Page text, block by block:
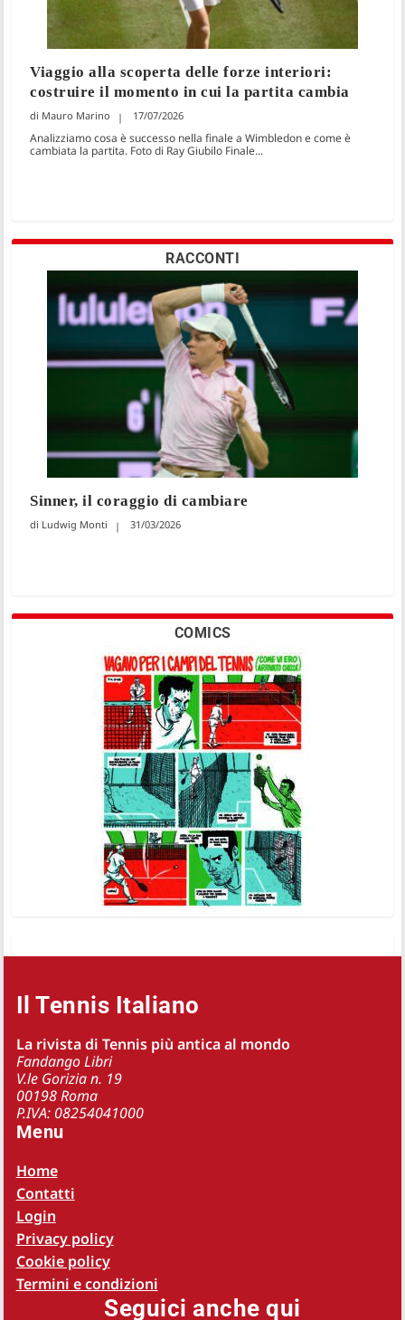
Viaggio alla scoperta delle forze interiori:
costruire il momento in cui la partita cambia
Mauro Marino 17/07/2026
Analizziamo cosa è successo nella finale a Wimbledon e come è
cambiata la partita. Foto di Ray Giubilo Finale...
RACCONTI
Sinner, il coraggio di cambiare
Ludwig Monti 31/03/2026
COMICS
Il Tennis Italiano
La rivista di Tennis più antica al mondo
Fandango Libri
V.le Gorizia n. 19
00198 Roma
P.IVA: 08254041000
Menu
Home
Contatti
Login
Privacy policy
Cookie policy
Termini e condizioni
Seguici anche qui